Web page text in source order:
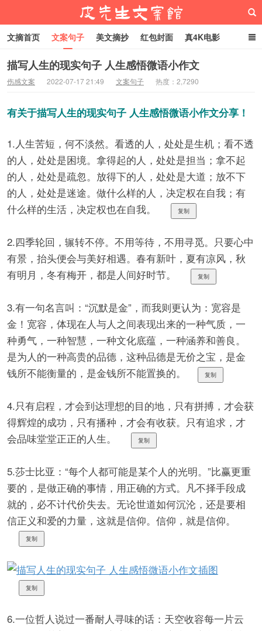
文摘首页 文案句子 美文摘抄 红包封面 真4K电影
网络热梗 恋爱家庭 微信头像
描写人生的现实句子 人生感悟微语小作文
伤感文案 2022-07-17 21:49 文案句子 热度：2,7290
有关于描写人生的现实句子 人生感悟微语小作文分享！
1.人生苦短，何不淡然。看透的人，处处是生机；看不透
的人，处处是困境。拿得起的人，处处是担当；拿不起
的人，处处是疏忽。放得下的人，处处是大道；放不下
的人，处处是迷途。做什么样的人，决定权在自我；有
什么样的生活，决定权也在自我。 ​​​​
复制
2.四季轮回，辗转不停。不用等待，不用寻觅。只要心中
有景，抬头便会与美好相遇。春有新叶，夏有凉风，秋
有明月，冬有梅开，都是人间好时节。 ​​​​
复制
3.有一句名言叫：“沉默是金”，而我则更认为：宽容是
金！宽容，体现在人与人之间表现出来的一种气质，一
种勇气，一种智慧，一种文化底蕴，一种涵养和善良。
是为人的一种高贵的品德，这种品德是无价之宝，是金
钱所不能衡量的，是金钱所不能置换的。
复制
4.只有启程，才会到达理想的目的地，只有拼搏，才会获
得辉煌的成功，只有播种，才会有收获。只有追求，才
会品味堂堂正正的人生。 ​​​​
复制
5.莎士比亚：“每个人都可能是某个人的光明。”比赢更重
要的，是做正确的事情，用正确的方式。凡不择手段成
就的，必不计代价失去。无论世道如何沉沦，还是要相
信正义和爱的力量，这就是信仰。信仰，就是信仰。
复制
复制
6.一位哲人说过一番耐人寻味的话：天空收容每一片云